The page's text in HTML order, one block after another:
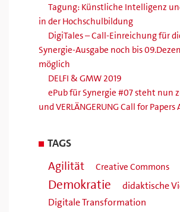
Tagung: Künstliche Intelligenz
in der Hochschulbildung
DigiTales – Call-Einreichung für
Synergie-Ausgabe noch bis
möglich
DELFI & GMW 2019
ePub für Synergie #07 steht nun
und VERLÄNGERUNG Call for
TAGS
Agilität
Creative Commons
Demokratie
didaktische
Digitale Transformation